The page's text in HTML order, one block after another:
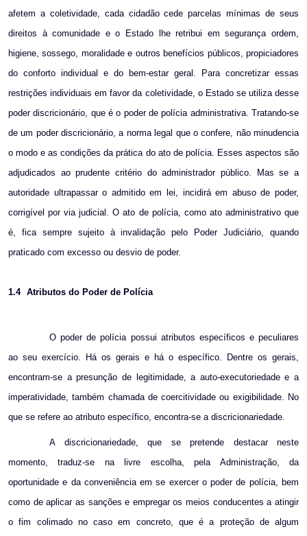
afetem a coletividade, cada cidadão cede parcelas mínimas de seus
direitos à comunidade e o Estado lhe retribui em segurança ordem,
higiene, sossego, moralidade e outros benefícios públicos, propiciadores
do conforto individual e do bem-estar geral. Para concretizar essas
restrições individuais em favor da coletividade, o Estado se utiliza desse
poder discricionário, que é o poder de polícia administrativa. Tratando-se
de um poder discricionário, a norma legal que o confere, não minudencia
o modo e as condições da prática do ato de polícia. Esses aspectos são
adjudicados ao prudente critério do administrador público. Mas se a
autoridade ultrapassar o admitido em lei, incidirá em abuso de poder,
corrigível por via judicial. O ato de polícia, como ato administrativo que
é, fica sempre sujeito à invalidação pelo Poder Judiciário, quando
praticado com excesso ou desvio de poder.
1.4 Atributos do Poder de Polícia
O poder de polícia possui atributos específicos e peculiares
ao seu exercício. Há os gerais e há o específico. Dentre os gerais,
encontram-se a presunção de legitimidade, a auto-executoriedade e a
imperatividade, também chamada de coercitividade ou exigibilidade. No
que se refere ao atributo específico, encontra-se a discricionariedade.
A discricionariedade, que se pretende destacar neste
momento, traduz-se na livre escolha, pela Administração, da
oportunidade e da conveniência em se exercer o poder de polícia, bem
como de aplicar as sanções e empregar os meios conducentes a atingir
o fim colimado no caso em concreto, que é a proteção de algum